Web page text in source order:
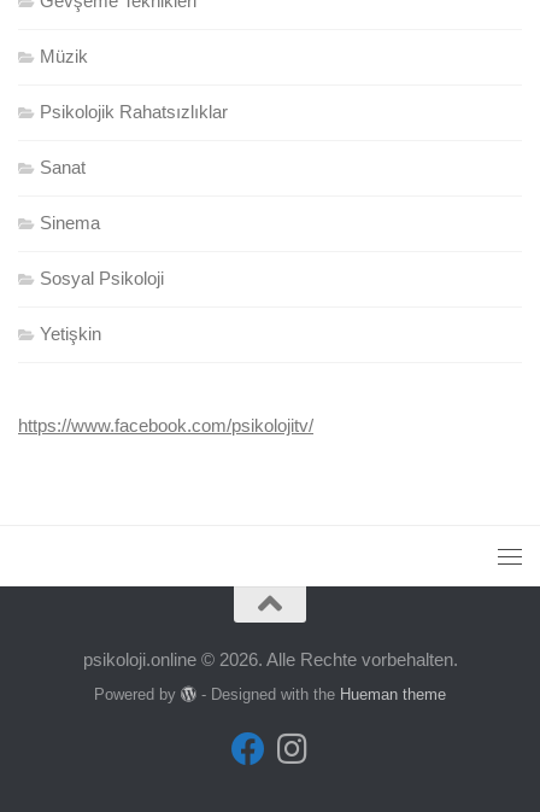
Müzik
Psikolojik Rahatsızlıklar
Sanat
Sinema
Sosyal Psikoloji
Yetişkin
https://www.facebook.com/psikolojitv/
psikoloji.online © 2026. Alle Rechte vorbehalten.
Powered by - Designed with the Hueman theme